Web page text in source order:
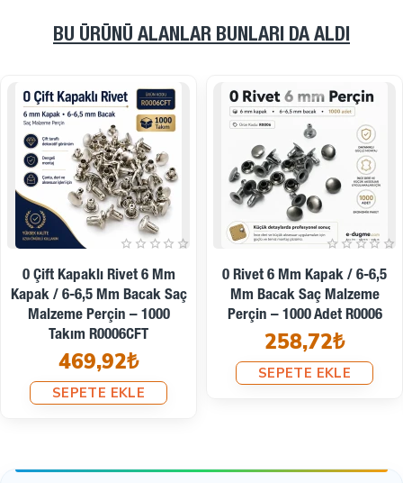
E-Dugme markasına ait ilgili modelleri inceleyin.
Bu rivet hangi malzemeden yapılmıştır?Yüksek
kaliteli malzemeden üretilmiştir.
Hangi projelerde kullanılabilir? Çanta, ayakkabı ve
tekstil tasarımlarında kullanılabilir.
Montajı zor mu?Doğru tekniklerle montajı oldukça
kolaydır.
BU ÜRÜNÜ ALANLAR BUNLARI DA ALDI
11 Mm Kapak Standart
Bacak Saç Malzeme Tek
Kapaklı Rivet Perçin – 250
Adet R0007
259,46₺
SEPETE EKLE
33 Perçin – 7 Mm Çift
Kapaklı Perçin / 7,5 Mm
Bacak Boyu Saç Malzeme
Perçin – 500 Takım
R00033CFT
364,32₺